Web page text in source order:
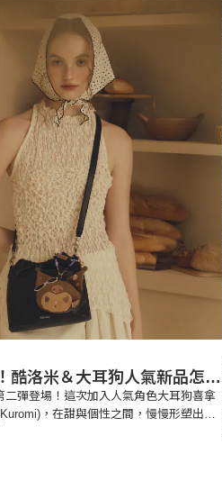
酷洛米＆大耳狗人氣新品怎麼
二彈登場！這次加入人氣角色大耳狗喜拿
，在甜與個性之間，慢慢形塑出屬